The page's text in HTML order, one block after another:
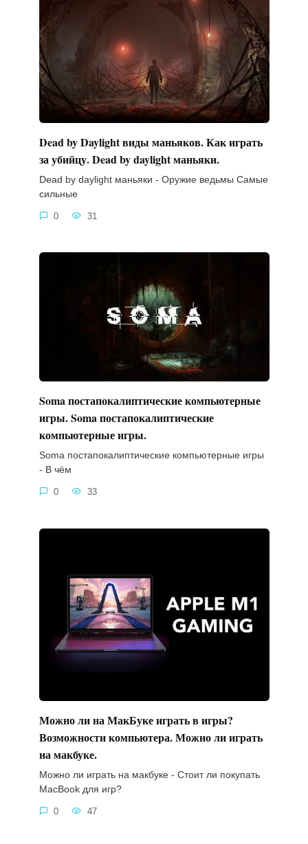
Dead by Daylight виды маньяков. Как играть
за убийцу. Dead by daylight маньяки.
Dead by daylight маньяки - Оружие ведьмы Самые
сильные
0 31
Soma постапокалиптические компьютерные
игры. Soma постапокалиптические
компьютерные игры.
Soma постапокалиптические компьютерные игры
- В чём
0 33
Можно ли на МакБуке играть в игры?
Возможности компьютера. Можно ли играть
на макбуке.
Можно ли играть на макбуке - Стоит ли покупать
MacBook для игр?
0 47